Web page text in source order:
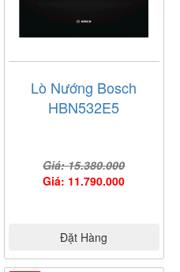
Lò Nướng Bosch
HBN532E5
Giá: 15.380.000
Giá: 11.790.000
Đặt Hàng